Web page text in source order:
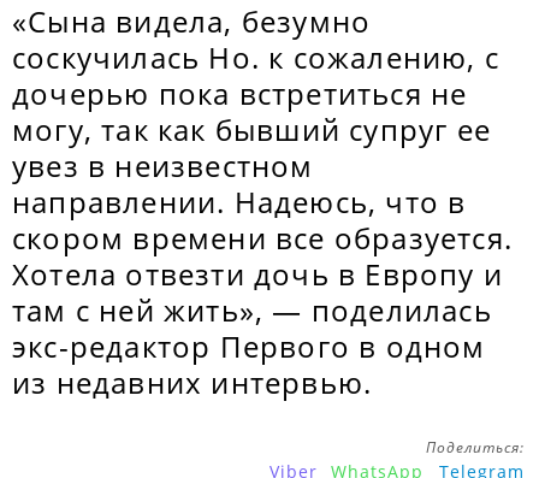
«Сына видела, безумно
соскучилась Но. к сожалению, с
дочерью пока встретиться не
могу, так как бывший супруг ее
увез в неизвестном
направлении. Надеюсь, что в
скором времени все образуется.
Хотела отвезти дочь в Европу и
там с ней жить», — поделилась
экс-редактор Первого в одном
из недавних интервью.
Поделиться:
Viber WhatsApp Telegram